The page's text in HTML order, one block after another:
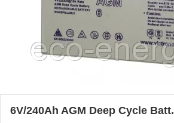
6V/240Ah AGM Deep Cycle Batt.